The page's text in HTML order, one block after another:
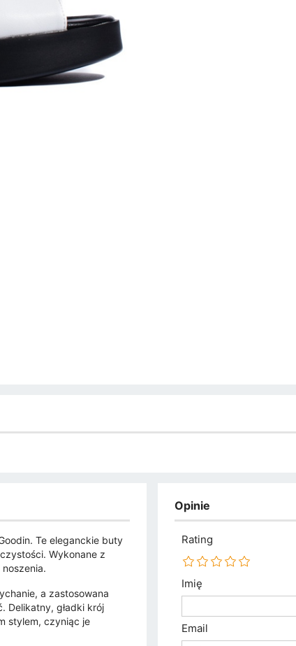
Te eleganckie buty
Wykonane z
a zastosowana
Delikatny, gładki krój
stylem, czyniąc je
Opinie
Rating
Imię
Email